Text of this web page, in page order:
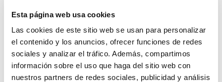
Esta página web usa cookies
Las cookies de este sitio web se usan para personalizar
el contenido y los anuncios, ofrecer funciones de redes
sociales y analizar el tráfico. Además, compartimos
información sobre el uso que haga del sitio web con
nuestros partners de redes sociales, publicidad y análisis
Cine vora la Mar 2024: La vida padre
30/07/2024
España – 87’, Comedia No recomendado menores de 12 años
Cines gratis